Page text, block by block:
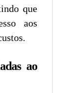
que
aos
ao